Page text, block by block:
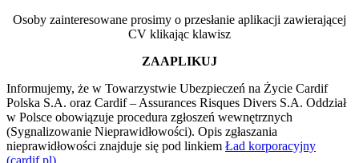
Osoby zainteresowane prosimy o przesłanie aplikacji zawierającej
CV klikając klawisz
ZAAPLIKUJ
Informujemy, że w Towarzystwie Ubezpieczeń na Życie Cardif
Polska S.A. oraz Cardif – Assurances Risques Divers S.A. Oddział
w Polsce obowiązuje procedura zgłoszeń wewnętrznych
(Sygnalizowanie Nieprawidłowości). Opis zgłaszania
nieprawidłowości znajduje się pod linkiem Ład korporacyjny
(cardif.pl).